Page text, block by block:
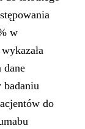
w
dane
badaniu
do